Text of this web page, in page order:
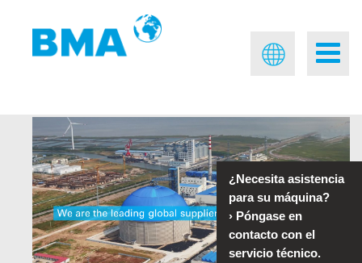
¿Necesita asistencia
para su máquina?
› Póngase en
contacto con el
servicio técnico.